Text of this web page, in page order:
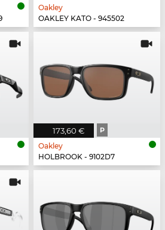
Oakley
OAKLEY KATO - 945502
173,60 € P
Oakley
HOLBROOK - 9102D7